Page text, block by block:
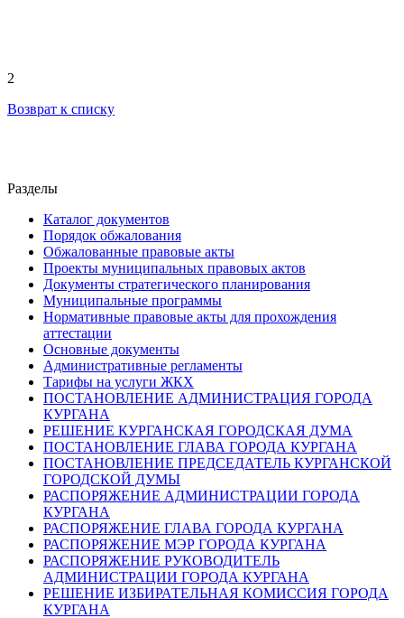
2
Возврат к списку
Разделы
Каталог документов
Порядок обжалования
Обжалованные правовые акты
Проекты муниципальных правовых актов
Документы стратегического планирования
Муниципальные программы
Нормативные правовые акты для прохождения
аттестации
Основные документы
Административные регламенты
Тарифы на услуги ЖКХ
ПОСТАНОВЛЕНИЕ АДМИНИСТРАЦИЯ ГОРОДА
КУРГАНА
РЕШЕНИЕ КУРГАНСКАЯ ГОРОДСКАЯ ДУМА
ПОСТАНОВЛЕНИЕ ГЛАВА ГОРОДА КУРГАНА
ПОСТАНОВЛЕНИЕ ПРЕДСЕДАТЕЛЬ КУРГАНСКОЙ
ГОРОДСКОЙ ДУМЫ
РАСПОРЯЖЕНИЕ АДМИНИСТРАЦИИ ГОРОДА
КУРГАНА
РАСПОРЯЖЕНИЕ ГЛАВА ГОРОДА КУРГАНА
РАСПОРЯЖЕНИЕ МЭР ГОРОДА КУРГАНА
РАСПОРЯЖЕНИЕ РУКОВОДИТЕЛЬ
АДМИНИСТРАЦИИ ГОРОДА КУРГАНА
РЕШЕНИЕ ИЗБИРАТЕЛЬНАЯ КОМИССИЯ ГОРОДА
КУРГАНА